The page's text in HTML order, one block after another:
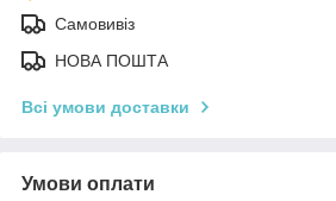
Самовивіз
НОВА ПОШТА
Всі умови доставки
Умови оплати